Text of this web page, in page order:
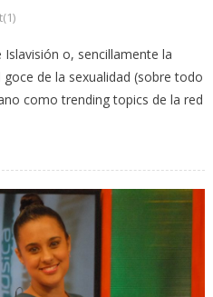
Islavisión o, sencillamente la
de la sexualidad (sobre todo
como trending topics de la red